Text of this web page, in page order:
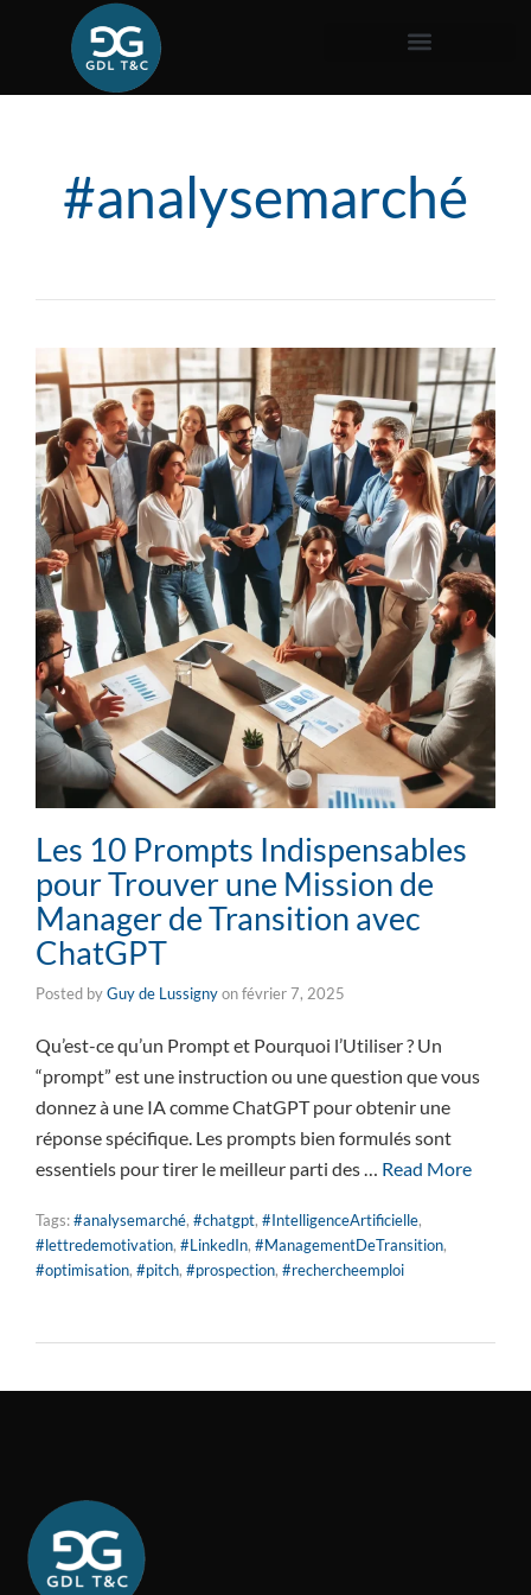
#analysemarché
Les 10 Prompts Indispensables
pour Trouver une Mission de
Manager de Transition avec
ChatGPT
Posted byGuy de Lussignyonfévrier 7, 2025
Qu’est-ce qu’un Prompt et Pourquoi l’Utiliser ? Un
“prompt” est une instruction ou une question que vous
donnez à une IA comme ChatGPT pour obtenir une
réponse spécifique. Les prompts bien formulés sont
essentiels pour tirer le meilleur parti des … Read More
Tags:#analysemarché, #chatgpt, #IntelligenceArtificielle,
#lettredemotivation, #LinkedIn, #ManagementDeTransition,
#optimisation, #pitch, #prospection, #rechercheemploi